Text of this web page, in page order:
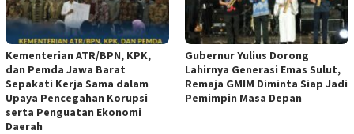
Kementerian ATR/BPN, KPK,
dan Pemda Jawa Barat
Sepakati Kerja Sama dalam
Upaya Pencegahan Korupsi
serta Penguatan Ekonomi
Daerah
Gubernur Yulius Dorong
Lahirnya Generasi Emas Sulut,
Remaja GMIM Diminta Siap Jadi
Pemimpin Masa Depan